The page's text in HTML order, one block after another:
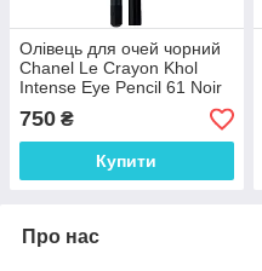
Олівець для очей чорний
Chanel Le Crayon Khol
Intense Eye Pencil 61 Noir
без коробки 1.4 г
750 ₴
Купити
Про нас